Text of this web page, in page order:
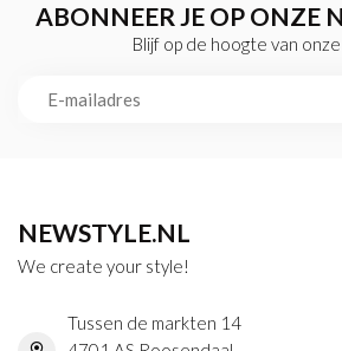
ABONNEER JE OP ONZE
Blijf op de hoogte van
NEWSTYLE.NL
We create your style!
Tussen de markten 14